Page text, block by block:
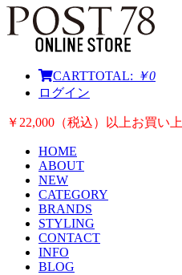
CARTTOTAL: ￥0
ログイン
￥22,000（税込）以上お買い
HOME
ABOUT
NEW
CATEGORY
BRANDS
STYLING
CONTACT
INFO
BLOG